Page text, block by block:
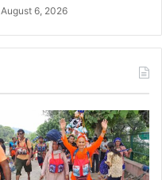
August 6, 2026